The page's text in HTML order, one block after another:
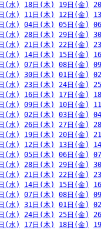
(水) 18日(木) 19日(金)
(水) 11日(木) 12日(金)
(水) 04日(木) 05日(金)
(水) 28日(木) 29日(金)
(水) 21日(木) 22日(金)
(水) 14日(木) 15日(金)
(水) 07日(木) 08日(金)
(水) 30日(木) 01日(金)
(水) 23日(木) 24日(金)
(水) 16日(木) 17日(金)
(水) 09日(木) 10日(金)
(水) 02日(木) 03日(金)
(水) 26日(木) 27日(金)
(水) 19日(木) 20日(金)
(水) 12日(木) 13日(金)
(水) 05日(木) 06日(金)
(水) 28日(木) 29日(金)
(水) 21日(木) 22日(金)
(水) 14日(木) 15日(金)
(水) 07日(木) 08日(金)
(水) 31日(木) 01日(金)
(水) 24日(木) 25日(金)
(水) 17日(木) 18日(金)